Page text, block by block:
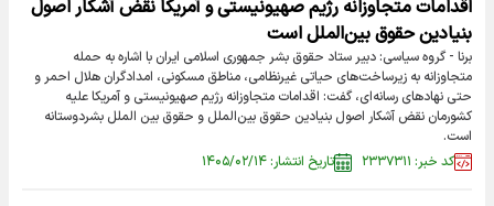
اقدامات متجاوزانه رژیم صهیونیستی و آمریکا نقض آشکار اصول
بنیادین حقوق بین‌الملل است
برنا - گروه سیاسی: دبیر ستاد حقوق بشر جمهوری اسلامی ایران با اشاره به حمله
متجاوزانه به زیرساخت‌های حیاتی غیرنظامی، مناطق مسکونی، امدادگران هلال احمر و
حتی نهاد‌های رسانه‌ای، گفت: اقدامات متجاوزانه رژیم صهیونیستی و آمریکا علیه
کشورمان نقض آشکار اصول بنیادین حقوق بین‌الملل و حقوق بین الملل بشردوستانه
است.
کد خبر: ۲۳۳۷۳۱۱
تاریخ انتشار: ۱۴۰۵/۰۲/۱۴